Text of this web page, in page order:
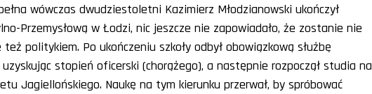
wówczas dwudziestoletni Kazimierz Młodzianowski ukończył
Przemysłową w Łodzi, nic jeszcze nie zapowiadało, że zostanie nie
politykiem. Po ukończeniu szkoły odbył obowiązkową służbę
stopień oficerski (chorążego), a następnie rozpoczął studia na
Jagiellońskiego. Naukę na tym kierunku przerwał, by spróbować